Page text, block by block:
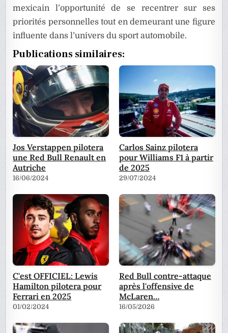
mexicain l’opportunité de se recentrer sur ses
priorités personnelles tout en demeurant une figure
influente dans l’univers du sport automobile.
Publications similaires:
Jos Verstappen pilotera
une Red Bull Renault en
Autriche
16/06/2024
Carlos Sainz pilotera
pour Williams F1 à partir
de 2025
29/07/2024
C'est OFFICIEL: Lewis
Hamilton pilotera pour
Ferrari en 2025
01/02/2024
Red Bull contre-attaque
après l'offensive de
McLaren…
16/05/2026